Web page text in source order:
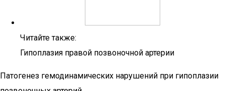
Читайте также:
Гипоплазия правой позвоночной артерии
Патогенез гемодинамических нарушений при гипоплазии